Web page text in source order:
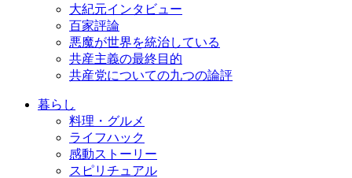
大紀元インタビュー
百家評論
悪魔が世界を統治している
共産主義の最終目的
共産党についての九つの論評
暮らし
料理・グルメ
ライフハック
感動ストーリー
スピリチュアル